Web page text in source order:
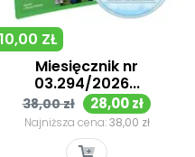
Miesięcznik nr
03.294/2026...
Cena
podstawowa
38,00 zł Cena
28,00 zł
Najniższa cena:38,00 zł
ZŁ
Szybki podgląd